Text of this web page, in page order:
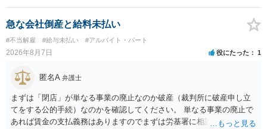
急な会社倒産と給料未払い
#不当解雇 #給与未払い #アルバイト・パート
2026年8月7日 役にたった 1
匿名A 弁護士
まずは「閉店」が単なる事業の廃止なのか破産（裁判所に破産申し立
てをする公的手続）なのかを確認してください。 単なる事業の廃止で
あれば賃金の支払義務はありますのでまずは労基署に相談してくださ